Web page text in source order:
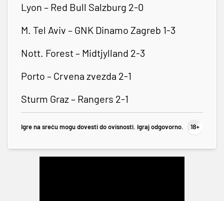
Lyon – Red Bull Salzburg 2-0
M. Tel Aviv – GNK Dinamo Zagreb 1-3
Nott. Forest – Midtjylland 2-3
Porto – Crvena zvezda 2-1
Sturm Graz – Rangers 2-1
Igre na sreću mogu dovesti do ovisnosti. Igraj odgovorno.